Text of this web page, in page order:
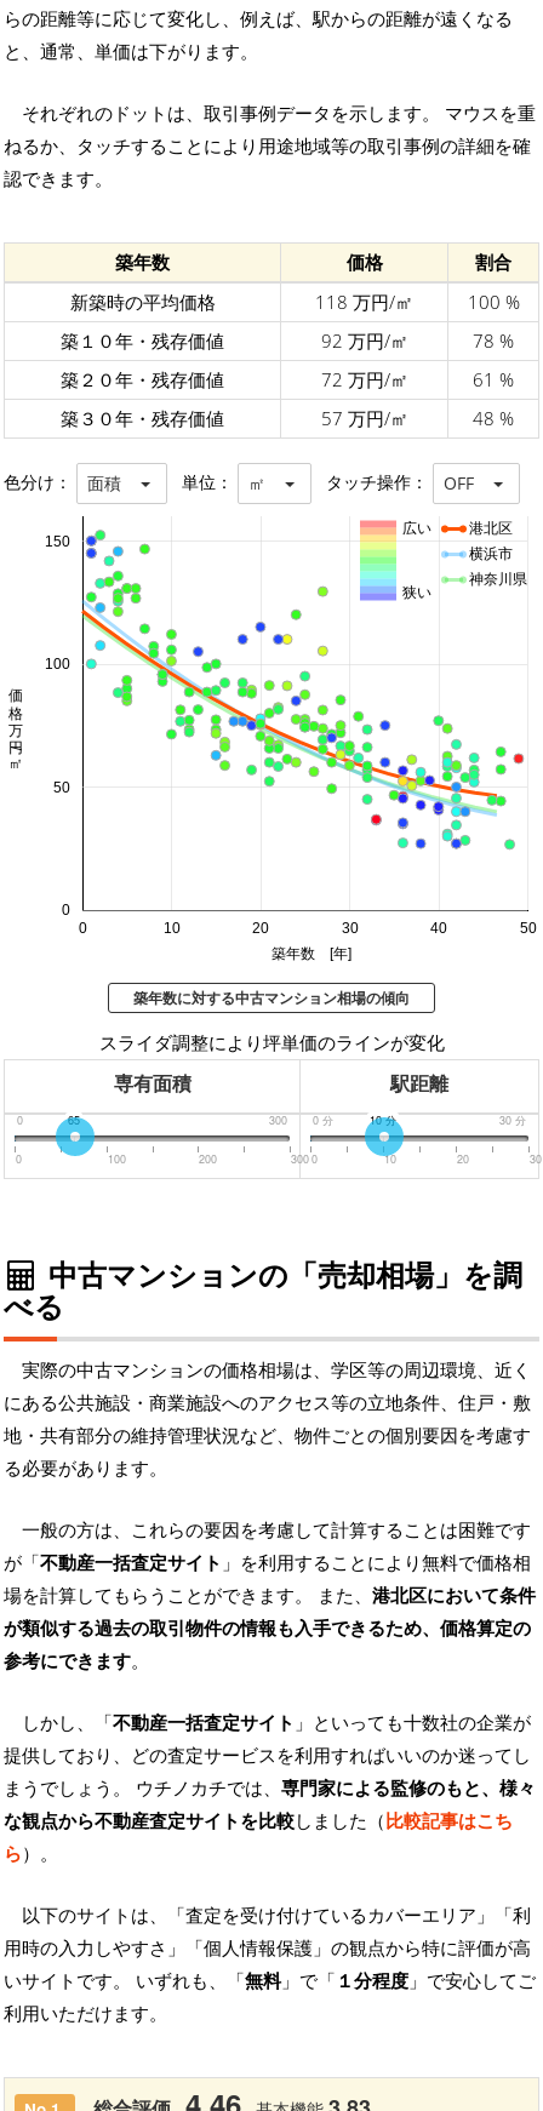
らの距離等に応じて変化し、例えば、駅からの距離が遠くなる
と、通常、単価は下がります。
それぞれのドットは、取引事例データを示します。 マウスを重
ねるか、タッチすることにより用途地域等の取引事例の詳細を確
認できます。
築年数 価格
割合
新築時の平均価格
118 万円/㎡
100 %
築１０年・残存価値
92 万円/㎡
78 %
築２０年・残存価値
72 万円/㎡
61 %
築３０年・残存価値
57 万円/㎡ 48 %
色分け： 面積 単位： ㎡ タッチ操作： OFF
0 10 20 30 40 50
0
50
100
150
築年数 [年]
価格 万円/㎡
港北区
横浜市
神奈川県
広い
狭い
築年数に対する中古マンション相場の傾向
スライダ調整により坪単価のラインが変化
専有面積 駅距離
0 300
65
0 100 200 300
0分 30分
10分
0 10 20 30
中古マンションの「売却相場」を調
べる
実際の中古マンションの価格相場は、学区等の周辺環境、近く
にある公共施設・商業施設へのアクセス等の立地条件、住戸・敷
地・共有部分の維持管理状況など、物件ごとの個別要因を考慮す
る必要があります。
一般の方は、これらの要因を考慮して計算することは困難です
が「不動産一括査定サイト 」を利用することにより無料で価格相
場を計算してもらうことができます。 また、 港北区において条件
が類似する過去の取引物件の情報も入手できるため、価格算定の
参考にできます。
しかし、「不動産一括査定サイト 」といっても十数社の企業が
提供しており、どの査定サービスを利用すればいいのか迷ってし
まうでしょう。 ウチノカチでは、 専門家による監修のもと、様々
な観点から不動産査定サイトを比較しました（比較記事はこち
ら）。
以下のサイトは、「査定を受け付けているカバーエリア」「利
用時の入力しやすさ」「個人情報保護」の観点から特に評価が高
いサイトです。 いずれも、「無料」で「 １分程度 」で安心してご
利用いただけます。